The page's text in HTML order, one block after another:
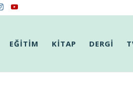
EĞİTİM KİTAP DERGİ